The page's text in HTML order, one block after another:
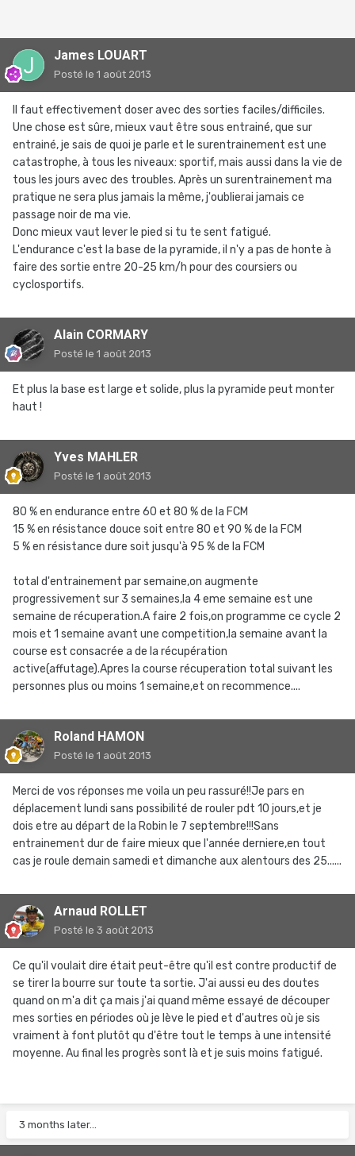
James LOUART
Posté le 1 août 2013
Il faut effectivement doser avec des sorties faciles/difficiles.
Une chose est sûre, mieux vaut être sous entrainé, que sur
entrainé, je sais de quoi je parle et le surentrainement est une
catastrophe, à tous les niveaux: sportif, mais aussi dans la vie de
tous les jours avec des troubles. Après un surentrainement ma
pratique ne sera plus jamais la même, j'oublierai jamais ce
passage noir de ma vie.
Donc mieux vaut lever le pied si tu te sent fatigué.
L'endurance c'est la base de la pyramide, il n'y a pas de honte à
faire des sortie entre 20-25 km/h pour des coursiers ou
cyclosportifs.
Alain CORMARY
Posté le 1 août 2013
Et plus la base est large et solide, plus la pyramide peut monter
haut !
Yves MAHLER
Posté le 1 août 2013
80 % en endurance entre 60 et 80 % de la FCM
15 % en résistance douce soit entre 80 et 90 % de la FCM
5 % en résistance dure soit jusqu'à 95 % de la FCM
total d'entrainement par semaine,on augmente
progressivement sur 3 semaines,la 4 eme semaine est une
semaine de récuperation.A faire 2 fois,on programme ce cycle 2
mois et 1 semaine avant une competition,la semaine avant la
course est consacrée a de la récupération
active(affutage).Apres la course récuperation total suivant les
personnes plus ou moins 1 semaine,et on recommence....
Roland HAMON
Posté le 1 août 2013
Merci de vos réponses me voila un peu rassuré!!Je pars en
déplacement lundi sans possibilité de rouler pdt 10 jours,et je
dois etre au départ de la Robin le 7 septembre!!!Sans
entrainement dur de faire mieux que l'année derniere,en tout
cas je roule demain samedi et dimanche aux alentours des 25......
Arnaud ROLLET
Posté le 3 août 2013
Ce qu'il voulait dire était peut-être qu'il est contre productif de
se tirer la bourre sur toute ta sortie. J'ai aussi eu des doutes
quand on m'a dit ça mais j'ai quand même essayé de découper
mes sorties en périodes où je lève le pied et d'autres où je sis
vraiment à font plutôt qu d'être tout le temps à une intensité
moyenne. Au final les progrès sont là et je suis moins fatigué.
3 months later...